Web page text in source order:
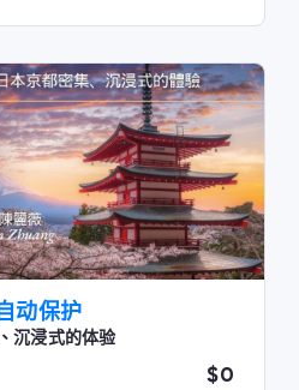
动保护
沉浸式的体验
$0